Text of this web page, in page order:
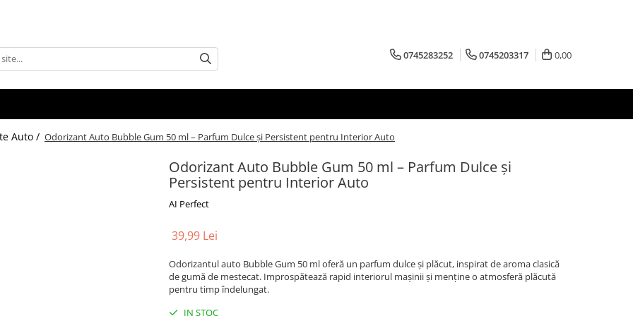
0745283252 0745203317 0,00
Auto / Odorizant Auto Bubble Gum 50 ml – Parfum Dulce și Persistent pentru Interior Auto
Odorizant Auto Bubble Gum 50 ml – Parfum Dulce și
Persistent pentru Interior Auto
AI Perfect
39,99 Lei
Odorizantul auto Bubble Gum 50 ml oferă un parfum dulce și plăcut, inspirat de aroma clasică
de gumă de mestecat. Improspătează rapid interiorul mașinii și menține o atmosferă plăcută
pentru timp îndelungat.
IN STOC